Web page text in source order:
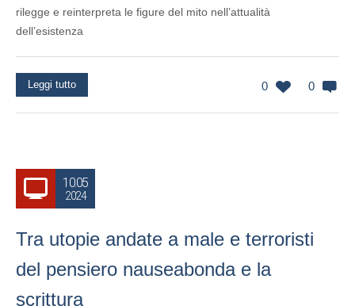
rilegge e reinterpreta le figure del mito nell’attualità
dell’esistenza
0 0
Leggi tutto
10.05
2024
Tra utopie andate a male e terroristi
del pensiero nauseabonda e la
scrittura